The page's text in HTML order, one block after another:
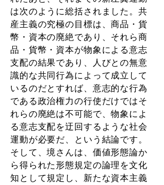
は次のように総括されました。共
産主義の究極の目標は、商品・貨
幣・資本の廃絶であり、それら商
品・貨幣・資本が物象による意志
支配の結果であり、人びとの無意
識的な共同行為によって成立して
いるのだとすれば、意志的な行為
である政治権力の行使だけではそ
れらの廃絶は不可能で、物象によ
る意志支配を迂回するような社会
運動が必要だ、という結論です。
そして、境さんは、価値形態論か
ら得られた形態規定の論理を文化
知として規定し、新たな資本主義